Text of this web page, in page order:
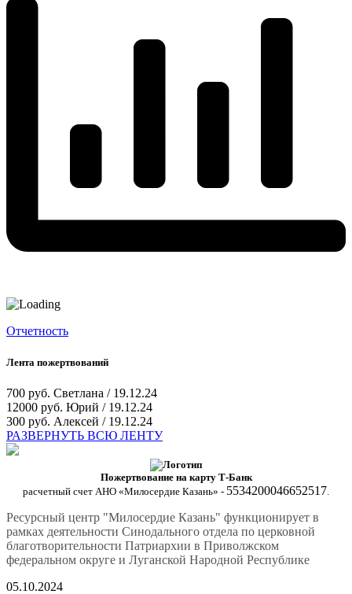
Отчетность
Лента пожертвований
700 руб. Светлана / 19.12.24
12000 руб. Юрий / 19.12.24
300 руб. Алексей / 19.12.24
РАЗВЕРНУТЬ ВСЮ ЛЕНТУ
Пожертвование на карту Т-Банк
расчетный счет АНО «Милосердие Казань» - 5534200046652517
Ресурсный центр "Милосердие Казань" функционирует в
рамках деятельности Синодального отдела по церковной
благотворительности Патриархии в Приволжском
федеральном округе и Луганской Народной Республике
05.10.2024